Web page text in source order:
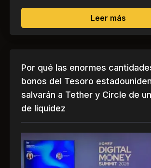
Leer mássobre
Por qué las enormes
bonos del Tesoro
salvarán a Tether y Circle de
de liquidez